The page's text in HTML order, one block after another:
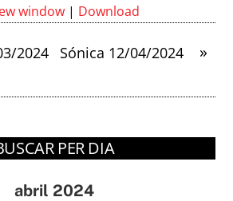
window | Download
2024 »
Sónica 12/04/2024
PER DIA
abril 2024